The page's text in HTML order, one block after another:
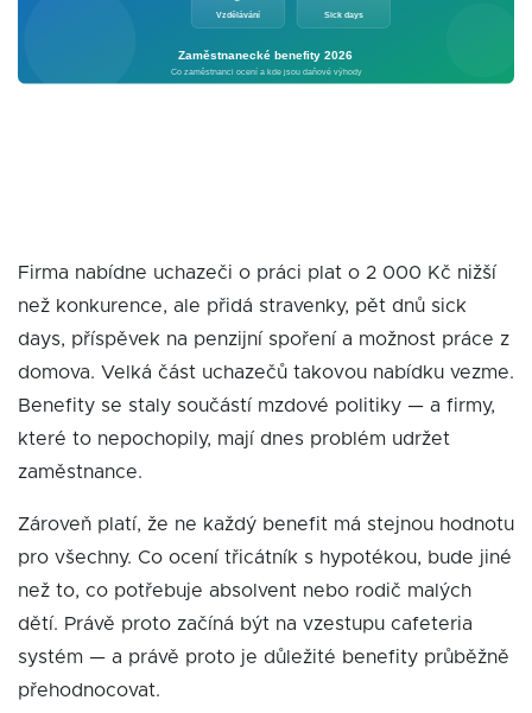
Firma nabídne uchazeči o práci plat o 2 000 Kč nižší
než konkurence, ale přidá stravenky, pět dnů sick
days, příspěvek na penzijní spoření a možnost práce z
domova. Velká část uchazečů takovou nabídku vezme.
Benefity se staly součástí mzdové politiky — a firmy,
které to nepochopily, mají dnes problém udržet
zaměstnance.
Zároveň platí, že ne každý benefit má stejnou hodnotu
pro všechny. Co ocení třicátník s hypotékou, bude jiné
než to, co potřebuje absolvent nebo rodič malých
dětí. Právě proto začíná být na vzestupu cafeteria
systém — a právě proto je důležité benefity průběžně
přehodnocovat.